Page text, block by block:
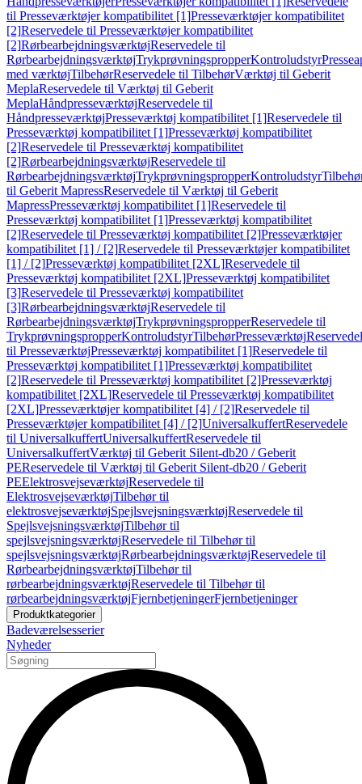
til Presseværktøjer kompatibilitet [1]Presseværktøjer kompatibilitet
[2]Reservedele til Presseværktøjer kompatibilitet
[2]RørbearbejdningsværktøjReservedele til
RørbearbejdningsværktøjTrykprøvningspropperKontroludstyr
med værktøjTilbehørReservedele til TilbehørVærktøj til Geberit
MeplaReservedele til Værktøj til Geberit
MeplaHåndpresseværktøjReservedele til
HåndpresseværktøjPresseværktøj kompatibilitet [1]Reservedele til
Presseværktøj kompatibilitet [1]Presseværktøj kompatibilitet
[2]Reservedele til Presseværktøj kompatibilitet
[2]RørbearbejdningsværktøjReservedele til
RørbearbejdningsværktøjTrykprøvningspropperKontroludstyr
til Geberit MapressReservedele til Værktøj til Geberit
MapressPresseværktøj kompatibilitet [1]Reservedele til
Presseværktøj kompatibilitet [1]Presseværktøj kompatibilitet
[2]Reservedele til Presseværktøj kompatibilitet [2]Presseværktøjer
kompatibilitet [1] / [2]Reservedele til Presseværktøjer kompatibilitet
[1] / [2]Presseværktøj kompatibilitet [2XL]Reservedele til
Presseværktøj kompatibilitet [2XL]Presseværktøj kompatibilitet
[3]Reservedele til Presseværktøj kompatibilitet
[3]RørbearbejdningsværktøjReservedele til
RørbearbejdningsværktøjTrykprøvningspropperReservedele til
TrykprøvningspropperKontroludstyrTilbehørPresseværktøj
til PresseværktøjPresseværktøj kompatibilitet [1]Reservedele til
Presseværktøj kompatibilitet [1]Presseværktøj kompatibilitet
[2]Reservedele til Presseværktøj kompatibilitet [2]Presseværktøj
kompatibilitet [2XL]Reservedele til Presseværktøj kompatibilitet
[2XL]Presseværktøjer kompatibilitet [4] / [2]Reservedele til
Presseværktøjer kompatibilitet [4] / [2]UniversalkuffertReservedele
til UniversalkuffertUniversalkuffertReservedele til
UniversalkuffertVærktøj til Geberit Silent-db20 / Geberit
PEReservedele til Værktøj til Geberit Silent-db20 / Geberit
PEElektrosvejseværktøjReservedele til
ElektrosvejseværktøjTilbehør til
elektrosvejseværktøjSpejlsvejsningsværktøjReservedele til
SpejlsvejsningsværktøjTilbehør til
spejlsvejsningsværktøjReservedele til Tilbehør til
spejlsvejsningsværktøjRørbearbejdningsværktøjReservedele til
RørbearbejdningsværktøjTilbehør til
rørbearbejdningsværktøjReservedele til Tilbehør til
rørbearbejdningsværktøjFjernbetjeningerFjernbetjeninger
Produktkategorier
Badeværelsesserier
Nyheder